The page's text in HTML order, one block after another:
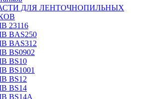
ДЛЯ ЛЕНТОЧНОПИЛЬНЫХ
23116
BAS250
BAS312
BS0902
BS10
BS1001
BS12
BS14
BS14А